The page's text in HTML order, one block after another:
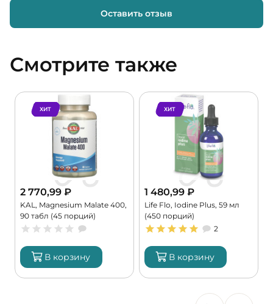
Оставить отзыв
Смотрите также
ХИТ
2 770,99 ₽
KAL, Magnesium Malate 400,
90 табл (45 порций)
В корзину
ХИТ
1 480,99 ₽
Life Flo, Iodine Plus, 59 мл
(450 порций)
2
В корзину